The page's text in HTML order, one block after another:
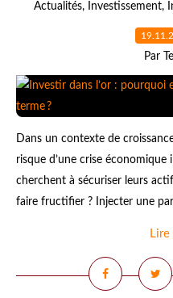
Actualités, Investissement,
Par
Dans un contexte de
risque d’une crise
cherchent à sécuriser leurs
faire fructifier ? Injecter une
Lire